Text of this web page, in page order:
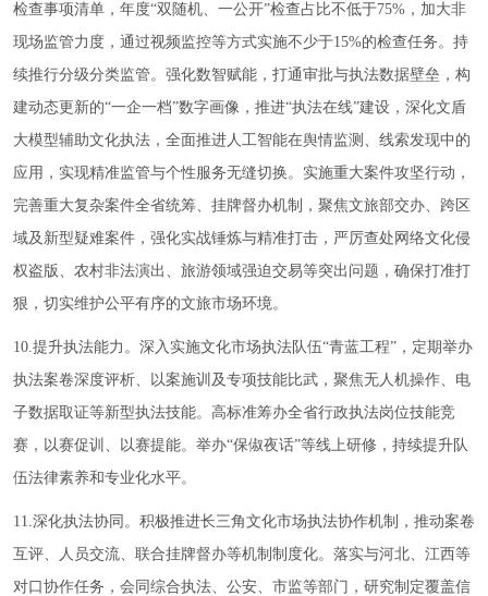
检查事项清单，年度“双随机、一公开”检查占比不低于75%，加大非
现场监管力度，通过视频监控等方式实施不少于15%的检查任务。持
续推行分级分类监管。强化数智赋能，打通审批与执法数据壁垒，构
建动态更新的“一企一档”数字画像，推进“执法在线”建设，深化文盾
大模型辅助文化执法，全面推进人工智能在舆情监测、线索发现中的
应用，实现精准监管与个性服务无缝切换。实施重大案件攻坚行动，
完善重大复杂案件全省统筹、挂牌督办机制，聚焦文旅部交办、跨区
域及新型疑难案件，强化实战锤炼与精准打击，严厉查处网络文化侵
权盗版、农村非法演出、旅游领域强迫交易等突出问题，确保打准打
狠，切实维护公平有序的文旅市场环境。
10.提升执法能力。深入实施文化市场执法队伍“青蓝工程”，定期举办
执法案卷深度评析、以案施训及专项技能比武，聚焦无人机操作、电
子数据取证等新型执法技能。高标准筹办全省行政执法岗位技能竞
赛，以赛促训、以赛提能。举办“保俶夜话”等线上研修，持续提升队
伍法律素养和专业化水平。
11.深化执法协同。积极推进长三角文化市场执法协作机制，推动案卷
互评、人员交流、联合挂牌督办等机制制度化。落实与河北、江西等
对口协作任务，会同综合执法、公安、市监等部门，研究制定覆盖信